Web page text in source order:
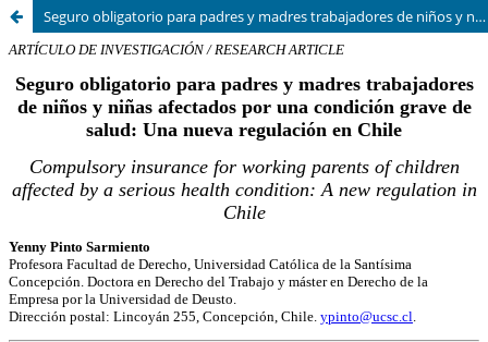
Seguro obligatorio para padres y madres trabajadores de niños y niñas afectados por una condición grave de salud: una nueva regulación en Chile